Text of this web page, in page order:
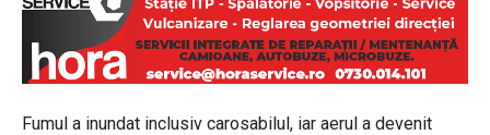
Fumul a inundat inclusiv carosabilul, iar aerul a devenit